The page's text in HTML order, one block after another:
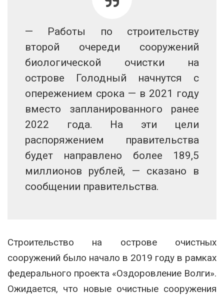
— Работы по строительству
второй очереди сооружений
биологической очистки на
острове Голодный начнутся с
опережением срока — в 2021 году
вместо запланированного ранее
2022 года. На эти цели
распоряжением правительства
будет направлено более 189,5
миллионов рублей, — сказано в
сообщении правительства.
Строительство на острове очистных
сооружений было начало в 2019 году в рамках
федерального проекта «Оздоровление Волги».
Ожидается, что новые очистные сооружения